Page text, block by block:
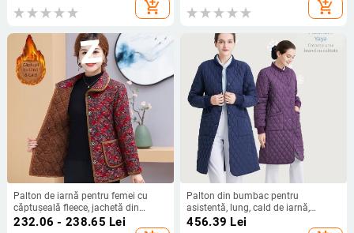
add_shopping_cart add_shopping_cart
Palton de iarnă pentru femei cu
căptușeală fleece, jachetă din
bumbac groasă cu imprimeu floral,
232.06 - 238.65 Lei
Palton din bumbac pentru
asistentă, lung, cald de iarnă,
mâneci lungi, închidere cu
456.39 Lei